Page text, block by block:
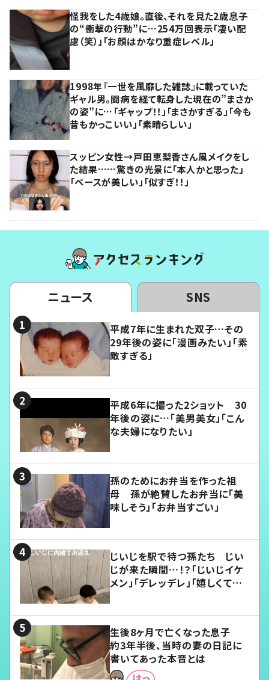
怪我をした4歳娘。直後、それを見た2歳息子
の“衝撃の行動”に…254万回表示「凄い配
慮（笑）」「お顔はかなり重症レベル」
1998年『一世を風靡した雑誌』に載っていた
ギャル男。闘病を経て転身した現在の”まさか
の姿”に…「ギャップ！！」「まさかすぎる」「今も
昔もかっこいい」「素晴らしい」
スッピン女性→戸田恵梨香さん風メイクをし
た結果……驚きの光景に「本人かと思った」
「ベースが美しい」「似すぎ！！」
ニュース SNS
平成7年に生まれた双子…その
29年後の姿に「漫画みたい」「素
敵すぎる」
平成6年に撮った2ショット 30
年後の姿に…「美男美女」「こん
な夫婦になりたい」
孫のためにお弁当を作った祖
母 孫が絶賛したお弁当に「美
味しそう」「お弁当すごい」
じいじを駅で待つ孫たち じい
じが来た瞬間…！？「じいじイケ
メン」「デレッデレ」「嬉しくて可
生後8ヶ月で亡くなった息子
約3年半後、当時の妻の日記に
書いてあった本音とは